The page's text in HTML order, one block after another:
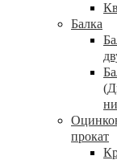
Балка
прокат